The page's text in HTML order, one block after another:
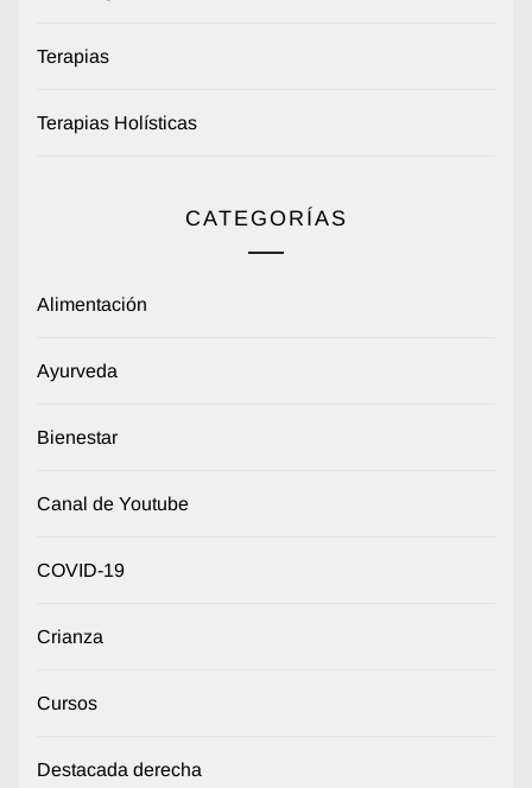
Terapias
Terapias Holísticas
CATEGORÍAS
Alimentación
Ayurveda
Bienestar
Canal de Youtube
COVID-19
Crianza
Cursos
Destacada derecha